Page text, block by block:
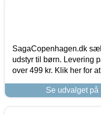
SagaCopenhagen.dk
udstyr til børn. Levering
over 499 kr. Klik her for
Se udvalget